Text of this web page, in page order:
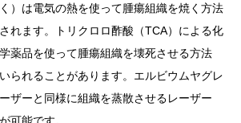
）は電気の熱を使って腫瘍組織を焼く方法
れます。トリクロロ酢酸（TCA）による化
薬品を使って腫瘍組織を壊死させる方法
られることがあります。エルビウムヤグレ
ザーと同様に組織を蒸散させるレーザー
可能です。